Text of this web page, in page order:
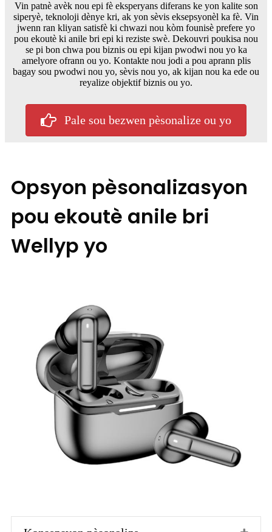
Vin patnè avèk nou epi fè eksperyans diferans ke yon kalite son
siperyè, teknoloji dènye kri, ak yon sèvis eksepsyonèl ka fè. Vin
jwenn ran kliyan satisfè ki chwazi nou kòm founisè prefere yo
pou ekoutè ki anile bri epi ki reziste swè. Dekouvri poukisa nou
se pi bon chwa pou biznis ou epi kijan pwodwi nou yo ka
amelyore ofrann ou yo. Kontakte nou jodi a pou aprann plis
bagay sou pwodwi nou yo, sèvis nou yo, ak kijan nou ka ede ou
reyalize objektif biznis ou yo.
Pale sou bezwen pèsonalize ou yo
Opsyon pèsonalizasyon
pou ekoutè anile bri
Wellyp yo